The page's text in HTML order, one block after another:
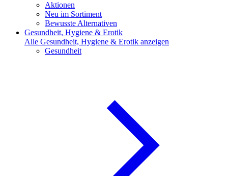
Aktionen
Neu im Sortiment
Bewusste Alternativen
Gesundheit, Hygiene & Erotik
Alle Gesundheit, Hygiene & Erotik anzeigen
Gesundheit